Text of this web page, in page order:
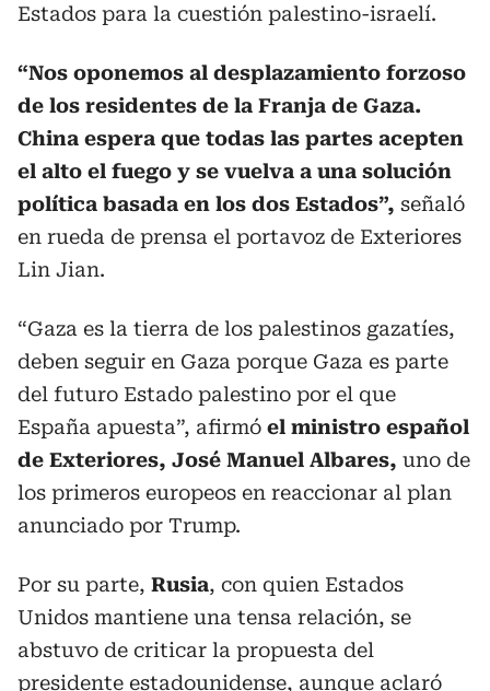
Estados para la cuestión palestino-israelí.
“Nos oponemos al desplazamiento forzoso
de los residentes de la Franja de Gaza.
China espera que todas las partes acepten
el alto el fuego y se vuelva a una solución
política basada en los dos Estados”, señaló
en rueda de prensa el portavoz de Exteriores
Lin Jian.
“Gaza es la tierra de los palestinos gazatíes,
deben seguir en Gaza porque Gaza es parte
del futuro Estado palestino por el que
España apuesta”, afirmó el ministro español
de Exteriores, José Manuel Albares, uno de
los primeros europeos en reaccionar al plan
anunciado por Trump.
Por su parte, Rusia, con quien Estados
Unidos mantiene una tensa relación, se
abstuvo de criticar la propuesta del
presidente estadounidense, aunque aclaró